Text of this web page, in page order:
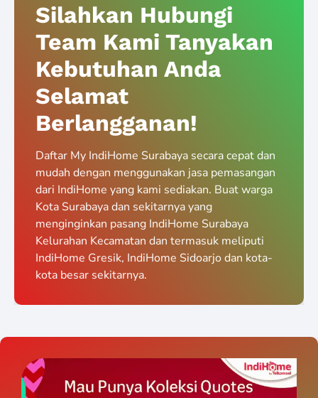
Silahkan Hubungi
Team Kami Tanyakan
Kebutuhan Anda
Selamat
Berlangganan!
Daftar My IndiHome Surabaya secara cepat dan
mudah dengan menggunakan jasa pemasangan
dari IndiHome yang kami sediakan. Buat warga
Kota Surabaya dan sekitarnya yang
menginginkan pasang IndiHome Surabaya
Kelurahan Kecamatan dan termasuk meliputi
IndiHome Gresik, IndiHome Sidoarjo dan kota-
kota besar sekitarnya.